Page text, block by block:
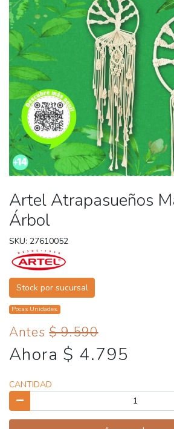
Artel Atrapasueños
Árbol
SKU: 27610052
Stock por sucursal
Pocas Unidades.
Antes$ 9.590
Ahora $ 4.795
CANTIDAD